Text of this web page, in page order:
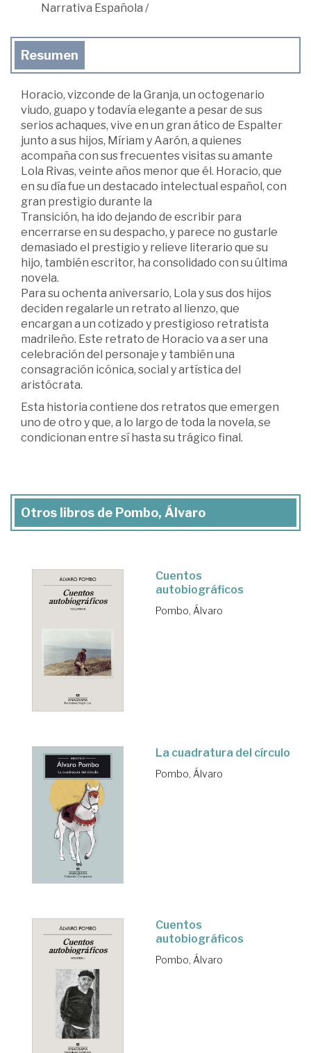
Narrativa Española /
Resumen
Horacio, vizconde de la Granja, un octogenario
viudo, guapo y todavía elegante a pesar de sus
serios achaques, vive en un gran ático de Espalter
junto a sus hijos, Míriam y Aarón, a quienes
acompaña con sus frecuentes visitas su amante
Lola Rivas, veinte años menor que él. Horacio, que
en su día fue un destacado intelectual español, con
gran prestigio durante la
Transición, ha ido dejando de escribir para
encerrarse en su despacho, y parece no gustarle
demasiado el prestigio y relieve literario que su
hijo, también escritor, ha consolidado con su última
novela.
Para su ochenta aniversario, Lola y sus dos hijos
deciden regalarle un retrato al lienzo, que
encargan a un cotizado y prestigioso retratista
madrileño. Este retrato de Horacio va a ser una
celebración del personaje y también una
consagración icónica, social y artística del
aristócrata.
Esta historia contiene dos retratos que emergen
uno de otro y que, a lo largo de toda la novela, se
condicionan entre sí hasta su trágico final.
Otros libros de Pombo, Álvaro
Cuentos
autobiográficos
Pombo, Álvaro
La cuadratura del círculo
Pombo, Álvaro
Cuentos
autobiográficos
Pombo, Álvaro